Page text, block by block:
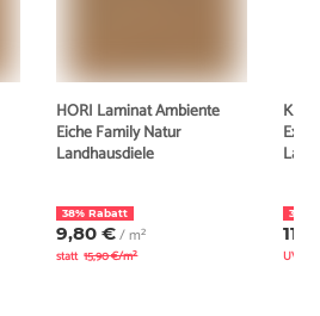
HORI Laminat Ambiente
Eiche Family Natur
Landhausdiele
38% Rabatt
9,80 €/ m²
statt 15,90 €/m²
30%
UVP